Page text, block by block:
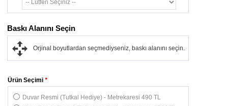
*
Ürün Seçimi
Duvar Resmi (Tutkal Hediye) - Metrekaresi 490 TL
Baskı Alanını Seçin
Orjinal boyutlardan seçmediyseniz, baskı alanını seçin.